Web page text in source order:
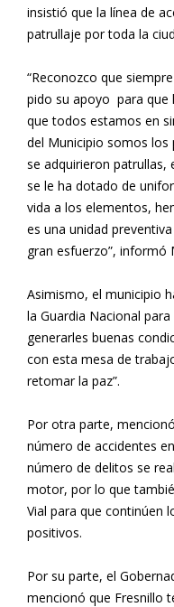
insistió que la línea de
patrullaje por toda la
“Reconozco que
pido su apoyo para que
que todos estamos en
del Municipio somos los
se adquirieron patrullas,
se le ha dotado de
vida a los elementos,
es una unidad
gran esfuerzo”, informó
Asimismo, el municipio
la Guardia Nacional
generarles buenas
con esta mesa de
retomar la paz”.
Por otra parte,
número de accidentes
número de delitos se
motor, por lo que
Vial para que continúen
positivos.
Por su parte, el
mencionó que Fresnillo